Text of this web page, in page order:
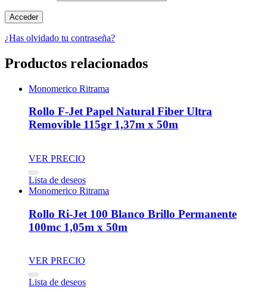
¿Has olvidado tu contraseña?
Productos relacionados
Monomerico Ritrama
Rollo F-Jet Papel Natural Fiber Ultra
Removible 115gr 1,37m x 50m
VER PRECIO
Lista de deseos
Monomerico Ritrama
Rollo Ri-Jet 100 Blanco Brillo Permanente
100mc 1,05m x 50m
VER PRECIO
Lista de deseos